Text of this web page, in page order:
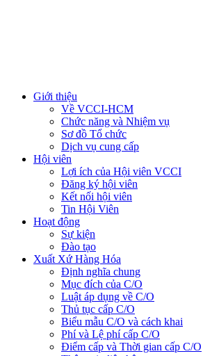
Giới thiệu
Về VCCI-HCM
Chức năng và Nhiệm vụ
Sơ đồ Tổ chức
Dịch vụ cung cấp
Hội viên
Lợi ích của Hội viên VCCI
Đăng ký hội viên
Kết nối hội viên
Tin Hội Viên
Hoạt động
Sự kiện
Đào tạo
Xuất Xứ Hàng Hóa
Định nghĩa chung
Mục đích của C/O
Luật áp dụng về C/O
Thủ tục cấp C/O
Biểu mẫu C/O và cách khai
Phí và Lệ phí cấp C/O
Điểm cấp và Thời gian cấp C/O